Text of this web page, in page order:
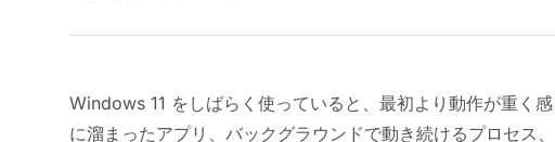
Windows 11 をしばらく使っていると、最初より動作が重く
に溜まったアプリ、バックグラウンドで動き続けるプロセス